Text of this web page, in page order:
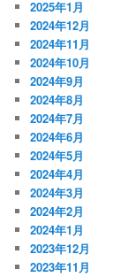
2025年1月
2024年12月
2024年11月
2024年10月
2024年9月
2024年8月
2024年7月
2024年6月
2024年5月
2024年4月
2024年3月
2024年2月
2024年1月
2023年12月
2023年11月